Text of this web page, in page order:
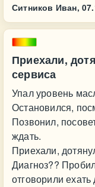
Ситников Иван,
Приехали,
сервиса
Упал уровень
Остановился,
Позвонил,
ждать.
Приехали,
Диагноз??
отговорили